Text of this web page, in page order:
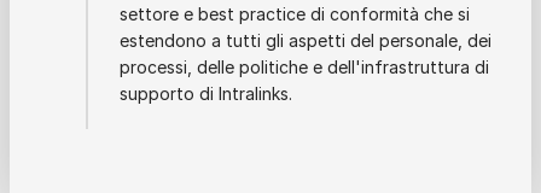
settore e best practice di conformità che si
estendono a tutti gli aspetti del personale, dei
processi, delle politiche e dell'infrastruttura di
supporto di Intralinks.